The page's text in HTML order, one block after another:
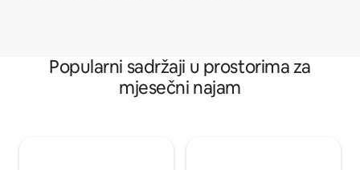
Popularni sadržaji u prostorima za
mjesečni najam